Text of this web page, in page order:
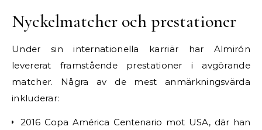
Nyckelmatcher och prestationer
Under sin internationella karriär har Almirón
levererat framstående prestationer i avgörande
matcher. Några av de mest anmärkningsvärda
inkluderar:
2016 Copa América Centenario mot USA, där han